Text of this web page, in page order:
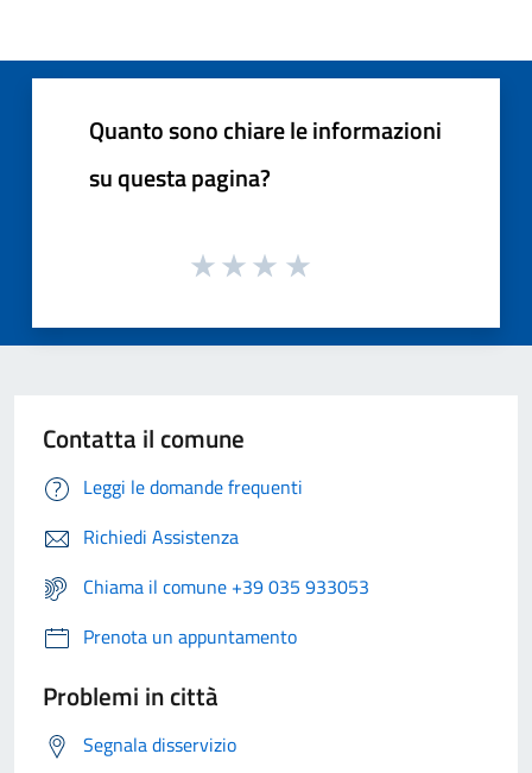
Quanto sono chiare le informazioni
su questa pagina?
Contatta il comune
Leggi le domande frequenti
Richiedi Assistenza
Chiama il comune +39 035 933053
Prenota un appuntamento
Problemi in città
Segnala disservizio